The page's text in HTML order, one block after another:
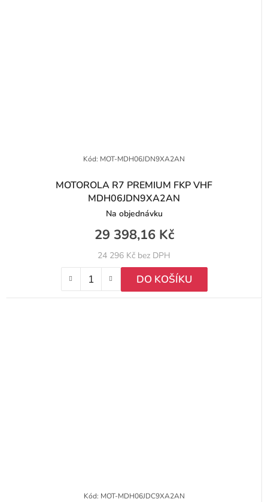
MOTOROLA R7 PREMIUM FKP VHF
MDH06JDN9XA2AN
Na objednávku
24 296 Kč bez DPH
29 398,16 Kč
DO KOŠÍKU
Kód: MOT-MDH06JDN9XA2AN
Kód: MOT-MDH06JDC9XA2AN